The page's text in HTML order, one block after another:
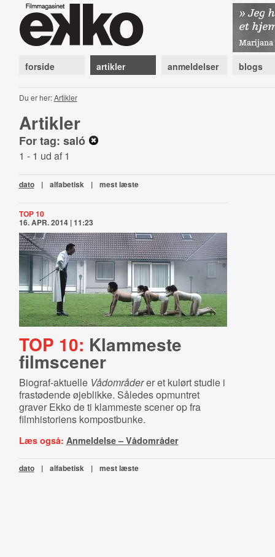
forside artikler anmeldelser blogs
Du er her:Artikler
Artikler
For tag: saló
1 - 1 ud af 1
dato | alfabetisk | mest læste
TOP 10
16. APR. 2014 | 11:23
TOP 10: Klammeste
filmscener
Biograf-aktuelle Vådområderer et kulørt studie i
frastødende øjeblikke. Således opmuntret
graver Ekko de ti klammeste scener op fra
filmhistoriens kompostbunke.
Læs også: Anmeldelse – Vådområder
dato | alfabetisk | mest læste